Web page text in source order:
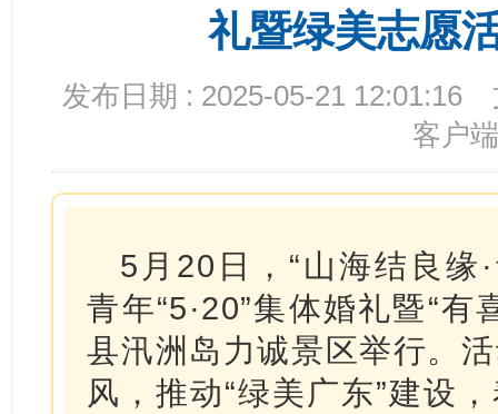
礼暨绿美志愿
发布日期 : 2025-05-21 12:01:16
客户端
5月20日，“山海结良缘
青年“5·20”集体婚礼暨“
县汛洲岛力诚景区举行。
风，推动“绿美广东”建设